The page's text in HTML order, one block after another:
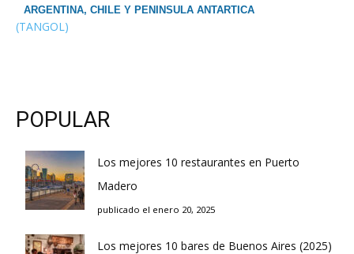
ARGENTINA, CHILE Y PENINSULA ANTARTICA
(TANGOL)
POPULAR
Los mejores 10 restaurantes en Puerto
Madero
publicado el enero 20, 2025
Los mejores 10 bares de Buenos Aires (2025)